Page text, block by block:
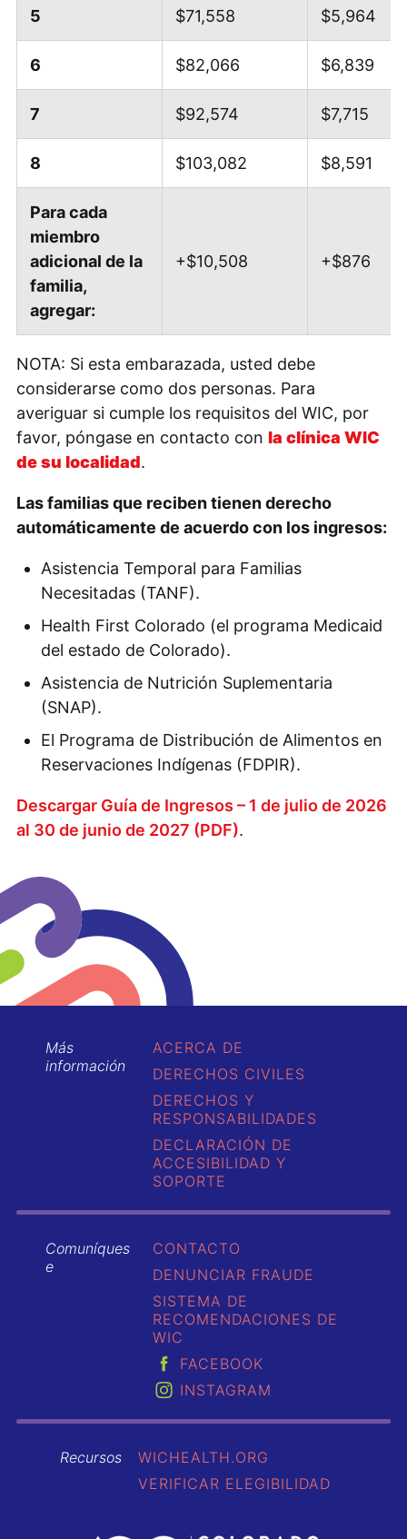
5 $71,558 $5,964
6 $82,066 $6,839
7 $92,574 $7,715
8 $103,082 $8,591
Para cada
miembro
adicional de la
familia,
agregar:
+$10,508 +$876
NOTA: Si esta embarazada, usted debe
considerarse como dos personas. Para
averiguar si cumple los requisitos del WIC, por
favor, póngase en contacto con la clínica WIC
de su localidad.
Las familias que reciben tienen derecho
automáticamente de acuerdo con los ingresos:
Asistencia Temporal para Familias
Necesitadas (TANF).
Health First Colorado (el programa Medicaid
del estado de Colorado).
Asistencia de Nutrición Suplementaria
(SNAP).
El Programa de Distribución de Alimentos en
Reservaciones Indígenas (FDPIR).
Descargar Guía de Ingresos – 1 de julio de 2026
al 30 de junio de 2027 (PDF).
Más
información
ACERCA DE
DERECHOS CIVILES
DERECHOS Y
RESPONSABILIDADES
DECLARACIÓN DE
ACCESIBILIDAD Y
SOPORTE
Comuníques
e
CONTACTO
DENUNCIAR FRAUDE
SISTEMA DE
RECOMENDACIONES DE
WIC
FACEBOOK
INSTAGRAM
Recursos
WICHEALTH.ORG
VERIFICAR ELEGIBILIDAD